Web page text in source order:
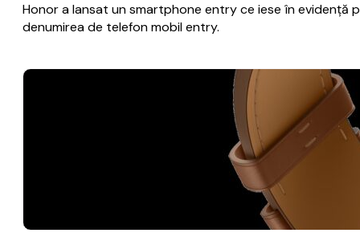
Honor a lansat un smartphone entry ce iese în
denumirea de telefon mobil entry.